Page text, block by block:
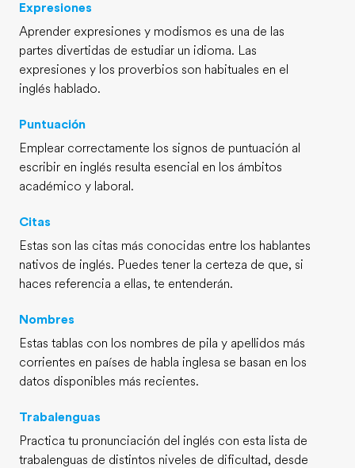
Expresiones
Aprender expresiones y modismos es una de las
partes divertidas de estudiar un idioma. Las
expresiones y los proverbios son habituales en el
inglés hablado.
Puntuación
Emplear correctamente los signos de puntuación al
escribir en inglés resulta esencial en los ámbitos
académico y laboral.
Citas
Estas son las citas más conocidas entre los hablantes
nativos de inglés. Puedes tener la certeza de que, si
haces referencia a ellas, te entenderán.
Nombres
Estas tablas con los nombres de pila y apellidos más
corrientes en países de habla inglesa se basan en los
datos disponibles más recientes.
Trabalenguas
Practica tu pronunciación del inglés con esta lista de
trabalenguas de distintos niveles de dificultad, desde